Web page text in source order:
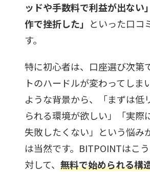
ッドや手数料で利益が出ない
作で挫折した」 といった口コ
す。
特に初心者は、口座選び次第
トのハードルが変わってしま
ような背景から、「まずは低
られる環境が欲しい」「実際
失敗したくない」という悩み
は当然です。BITPOINTはこ
対して、無料で始められる構